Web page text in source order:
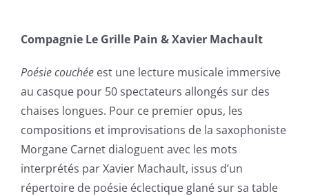
Compagnie Le Grille Pain & Xavier Machault
Poésie couchéeest une lecture musicale immersive
au casque pour 50 spectateurs allongés sur des
chaises longues. Pour ce premier opus, les
compositions et improvisations de la saxophoniste
Morgane Carnet dialoguent avec les mots
interprétés par Xavier Machault, issus d’un
répertoire de poésie éclectique glané sur sa table